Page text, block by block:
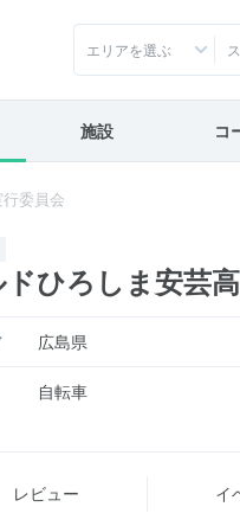
エリアを選ぶ
施設 コ
委員会
ひろしま安芸
広島県
自転車
レビュー イ